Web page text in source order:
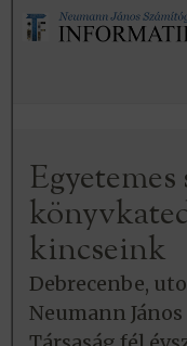
kincseink
Debrecenbe,
Neumann